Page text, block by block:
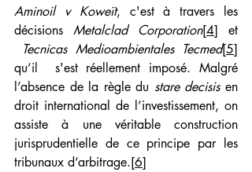
Aminoil v Koweït, c'est à travers les
décisions Metalclad Corporation[4]
et
Tecnicas Medioambientales Tecmed[5]
qu’il  s'est réellement imposé. Malgré
l’absence de la règle du stare decisis en
droit international de l’investissement, on
assiste à une véritable construction
jurisprudentielle de ce principe par les
tribunaux d’arbitrage.[6]